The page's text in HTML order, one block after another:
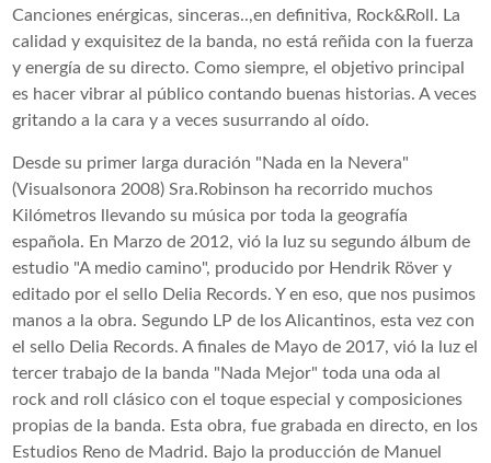
Canciones enérgicas, sinceras..,en definitiva, Rock&Roll. La
calidad y exquisitez de la banda, no está reñida con la fuerza
y energía de su directo. Como siempre, el objetivo principal
es hacer vibrar al público contando buenas historias. A veces
gritando a la cara y a veces susurrando al oído.
Desde su primer larga duración "Nada en la Nevera"
(Visualsonora 2008) Sra.Robinson ha recorrido muchos
Kilómetros llevando su música por toda la geografía
española. En Marzo de 2012, vió la luz su segundo álbum de
estudio "A medio camino", producido por Hendrik Röver y
editado por el sello Delia Records. Y en eso, que nos pusimos
manos a la obra. Segundo LP de los Alicantinos, esta vez con
el sello Delia Records. A finales de Mayo de 2017, vió la luz el
tercer trabajo de la banda "Nada Mejor" toda una oda al
rock and roll clásico con el toque especial y composiciones
propias de la banda. Esta obra, fue grabada en directo, en los
Estudios Reno de Madrid. Bajo la producción de Manuel